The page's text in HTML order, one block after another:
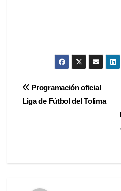
Navegación
de
Programación oficial
Liga de Fútbol del Tolima